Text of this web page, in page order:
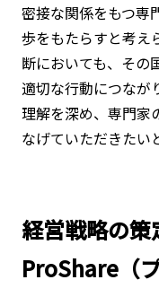
密接な関係をもつ専
歩をもたらすと考え
断においても、その
適切な行動につなが
理解を深め、専門家
なげていただきたい
経営戦略の策
ProShare（